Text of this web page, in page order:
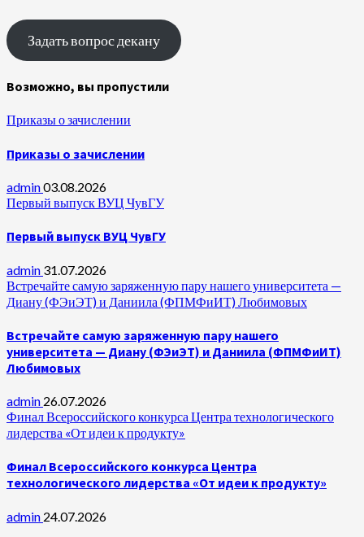
Задать вопрос декану
Возможно, вы пропустили
Приказы о зачислении
Приказы о зачислении
admin03.08.2026
Первый выпуск ВУЦ ЧувГУ
Первый выпуск ВУЦ ЧувГУ
admin 31.07.2026
Встречайте самую заряженную пару нашего университета —
Диану (ФЭиЭТ) и Даниила (ФПМФиИТ) Любимовых
Встречайте самую заряженную пару нашего
университета — Диану (ФЭиЭТ) и Даниила (ФПМФиИТ)
Любимовых
admin 26.07.2026
Финал Всероссийского конкурса Центра технологического
лидерства «От идеи к продукту»
Финал Всероссийского конкурса Центра
технологического лидерства «От идеи к продукту»
admin 24.07.2026